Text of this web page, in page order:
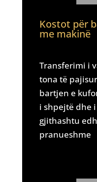
Kostot për
me makinë
Transferimi i
tona të
bartjen e
i shpejtë dhe
gjithashtu
pranueshme